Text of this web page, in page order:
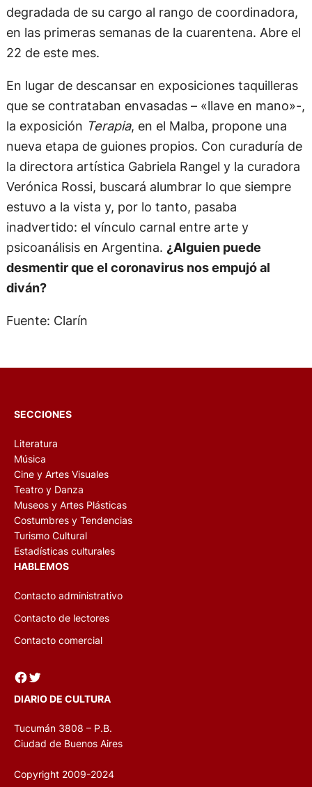
degradada de su cargo al rango de coordinadora,
en las primeras semanas de la cuarentena. Abre el
22 de este mes.
En lugar de descansar en exposiciones taquilleras
que se contrataban envasadas – «llave en mano»-,
la exposición Terapia, en el Malba, propone una
nueva etapa de guiones propios. Con curaduría de
la directora artística Gabriela Rangel y la curadora
Verónica Rossi, buscará alumbrar lo que siempre
estuvo a la vista y, por lo tanto, pasaba
inadvertido: el vínculo carnal entre arte y
psicoanálisis en Argentina. ¿Alguien puede
desmentir que el coronavirus nos empujó al
diván?
Fuente: Clarín
SECCIONES
Literatura
Música
Cine y Artes Visuales
Teatro y Danza
Museos y Artes Plásticas
Costumbres y Tendencias
Turismo Cultural
Estadísticas culturales
HABLEMOS
Contacto administrativo
Contacto de lectores
Contacto comercial
Facebook Twitter
DIARIO DE CULTURA
Tucumán 3808 – P.B.
Ciudad de Buenos Aires
Copyright 2009-2024